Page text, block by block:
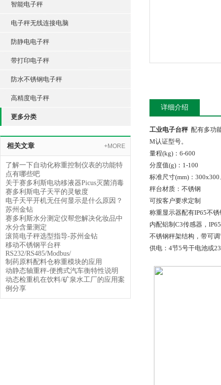
智能电子秤
电子秤无线连接电脑
防静电电子秤
带打印电子秤
防水不锈钢电子秤
高精度电子秤
更多分类
相关文章 +MORE
了解一下自动化称重控制仪表的功能特
点有哪些吧
关于赛多利斯电动移液器Picus灭菌消毒
赛多利斯电子天平的灵敏度
电子天平开机无任何显示是什么原因？
苏州金钻
赛多利斯水分测定仪帮您解决化妆品中
水分含量测定
滚筒电子秤选型指导-苏州金钻
移动不锈钢平台秤
RS232/RS485/Modbus/
制药原料配料仓称重模块的应用
动静态轴重秤-便携式汽车衡特性说明
动态检重机在饮料/矿泉水工厂的应用案
例分享
详细介绍
工业电子台秤 配有多功
M认证型号。
量程(kg)：6-600
分度值(g)：1-100
标准尺寸(mm)：
秤台材质：不锈钢
可按客户要求定制
称重显示器配有IP65不
内配铝制C3传感器，
不锈钢秤架结构，带可
供电：4节5号干电池或